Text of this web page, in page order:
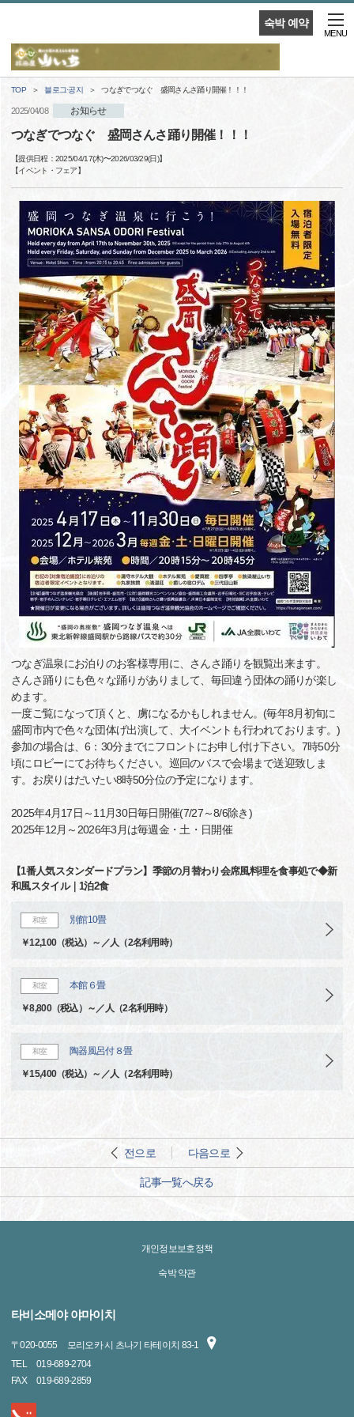
숙박 예약
MENU
TOP 블로그·공지 つなぎでつなぐ 盛岡さんさ踊り開催！！！
2025/04/08 お知らせ
つなぎでつなぐ 盛岡さんさ踊り開催！！！
【提供日程： 2025/04/17(木)〜2026/03/29(日)】
【イベント・フェア】
つなぎ温泉にお泊りのお客様専用に、さんさ踊りを観覧出来ます。
さんさ踊りにも色々な踊りがありまして、毎回違う団体の踊りが楽し
めます。
一度ご覧になって頂くと、虜になるかもしれません。(毎年8月初旬に
盛岡市内で色々な団体げ出演して、大イベントも行われております。)
参加の場合は、6：30分までにフロントにお申し付け下さい。7時50分
頃にロビーにてお待ちください。巡回のバスで会場まで送迎致しま
す。お戻りはだいたい8時50分位の予定になります。
2025年4月17日～11月30日毎日開催(7/27～8/6除き)
2025年12月～2026年3月は毎週金・土・日開催
【1番人気スタンダードプラン】季節の月替わり会席風料理を食事処で◆新
和風スタイル｜1泊2食
和室 別館10畳
￥12,100（税込）～／人（2名利用時）
和室 本館６畳
￥8,800（税込）～／人（2名利用時）
和室 陶器風呂付８畳
￥15,400（税込）～／人（2名利用時）
전으로 다음으로
記事一覧へ戻る
개인정보보호정책
숙박 약관
타비소메야 야마이치
〒020-0055
모리오카 시 츠나기 타테이치 83-1
TEL
019-689-2704
FAX
019-689-2859